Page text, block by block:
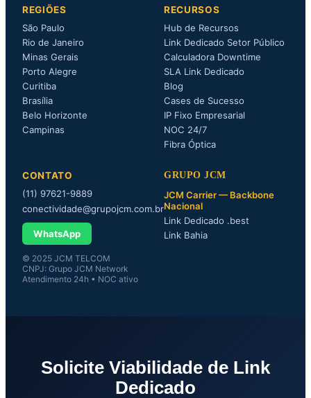
REGIÕES
São Paulo
Rio de Janeiro
Minas Gerais
Porto Alegre
Curitiba
Brasília
Belo Horizonte
Campinas
RECURSOS
Hub de Recursos
Link Dedicado Setor Público
Calculadora Downtime
SLA Link Dedicado
Blog
Cases de Sucesso
IP Fixo Empresarial
NOC 24/7
Fibra Óptica
CONTATO
(11) 97621-9889
conectividade@grupojcm.com.br
WhatsApp
© 2025 JCM TELCOM
CNPJ: Grupo JCM Network
Atendimento 24h • NOC ativo
GRUPO JCM
JCM Carrier — Backbone
Nacional
Link Dedicado .best
Link Bahia
Solicite Viabilidade de Link
Dedicado